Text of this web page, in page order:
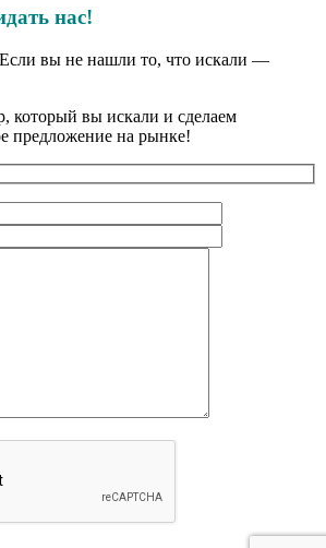
нас!
вы не нашли то, что искали —
который вы искали и сделаем
предложение на рынке!